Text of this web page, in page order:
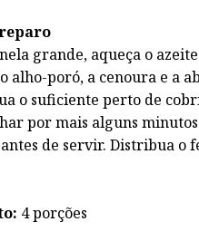
grande, aqueça o
alho-poró, a cenoura e a
o suficiente perto de
por mais alguns
de servir. Distribua o
4 porções